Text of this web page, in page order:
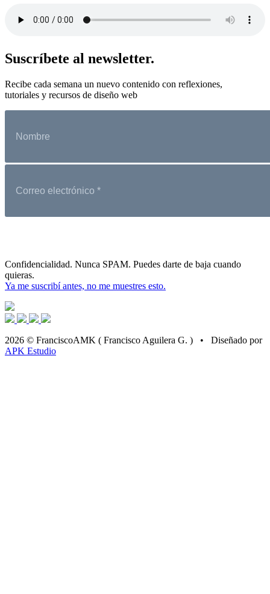
Suscríbete al newsletter.
Recibe cada semana un nuevo contenido con reflexiones,
tutoriales y recursos de diseño web
Confidencialidad. Nunca SPAM. Puedes darte de baja cuando
quieras.
Ya me suscribí antes, no me muestres esto.
2026 © FranciscoAMK ( Francisco Aguilera G. ) • Diseñado por
APK Estudio